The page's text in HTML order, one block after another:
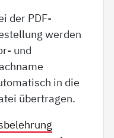
der PDF-
werden
und
in die
übertragen.